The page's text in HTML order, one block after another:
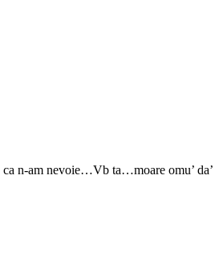
n-am nevoie…Vb ta…moare omu’ da’